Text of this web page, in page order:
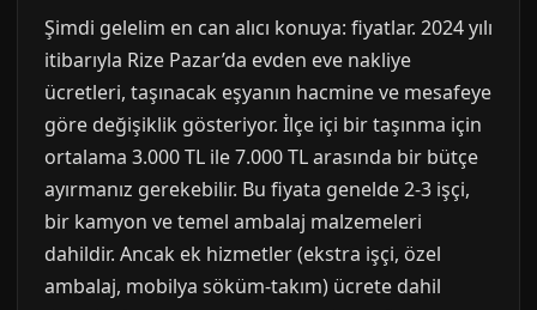
Şimdi gelelim en can alıcı konuya: fiyatlar. 2024 yılı
itibarıyla Rize Pazar’da evden eve nakliye
ücretleri, taşınacak eşyanın hacmine ve mesafeye
göre değişiklik gösteriyor. İlçe içi bir taşınma için
ortalama 3.000 TL ile 7.000 TL arasında bir bütçe
ayırmanız gerekebilir. Bu fiyata genelde 2-3 işçi,
bir kamyon ve temel ambalaj malzemeleri
dahildir. Ancak ek hizmetler (ekstra işçi, özel
ambalaj, mobilya söküm-takım) ücrete dahil